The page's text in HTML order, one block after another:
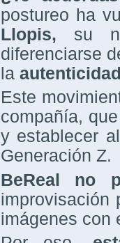
postureo ha
Llopis, su
diferenciarse
la
Este
compañía,
y establecer
Generación Z.
BeReal no
improvisación
imágenes con